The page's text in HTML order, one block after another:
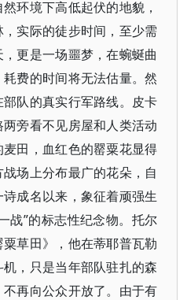
环境下高低起伏的地貌，
实际的徒步时间，至少需
更是一场噩梦，在蜿蜒曲
费的时间将无法估量。然
队的真实行军路线。皮卡
旁看不见房屋和人类活动
田，血红色的罂粟花显得
场上分布最广的花朵，自
成名以来，象征着顽强生
战”的标志性纪念物。托尔
草田》，他在蒂耶普瓦勒
，只是当年部队驻扎的森
再向公众开放了。由于有